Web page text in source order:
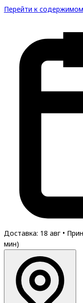
Перейти к
Доставка: 18 авг •
мин)